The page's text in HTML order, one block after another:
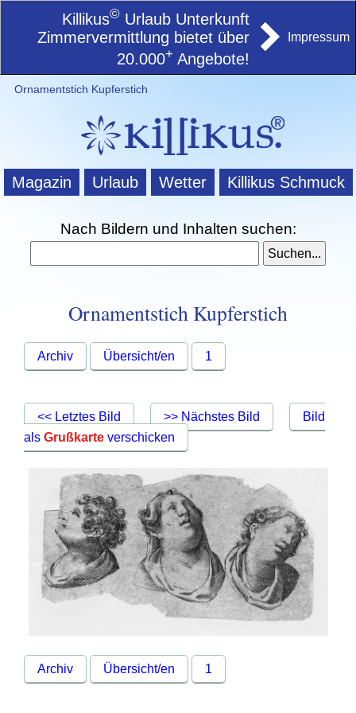
Killikus© Urlaub Unterkunft
Zimmervermittlung bietet über
20.000+ Angebote!
Impressum
Ornamentstich Kupferstich
Magazin Urlaub Wetter Killikus Schmuck
Nach Bildern und Inhalten suchen:
Ornamentstich Kupferstich
Archiv Übersicht/en 1
<< Letztes Bild >> Nächstes Bild
Bild
alsGrußkarte verschicken
Archiv Übersicht/en 1